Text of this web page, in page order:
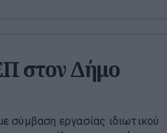
στον Δήμο
σύμβαση εργασίας ιδιωτικού